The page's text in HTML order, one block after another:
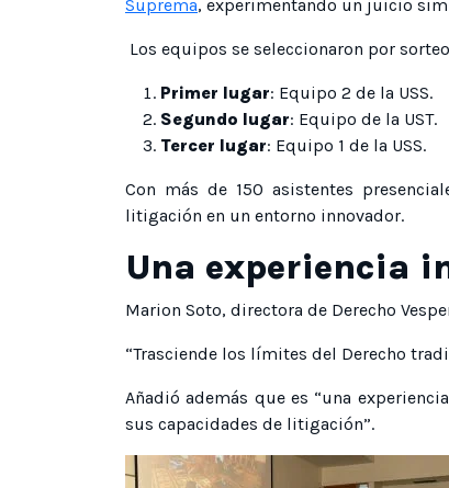
Suprema, experimentando un juicio
Los equipos se seleccionaron por
Primer lugar: Equipo 2 de la USS.
Segundo lugar: Equipo de la UST.
Tercer lugar: Equipo 1 de la USS.
Con más de 150 asistentes
litigación en un entorno innovador.
Una experiencia
Marion Soto, directora de Derecho
“Trasciende los límites del Derecho
Añadió además que es “una
sus capacidades de litigación”.